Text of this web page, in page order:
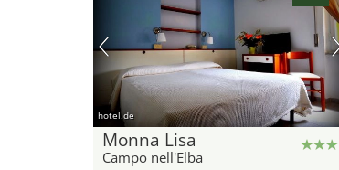
hotel.de
Monna Lisa
Campo nell'Elba